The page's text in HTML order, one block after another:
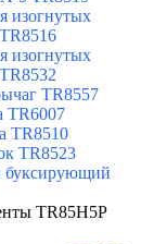
изогнутых
изогнутых
TR8557
TR6007
TR8510
TR8523
буксирующий
TR85H5P